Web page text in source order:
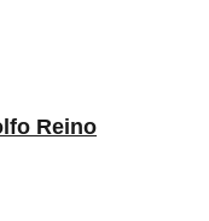
Reino